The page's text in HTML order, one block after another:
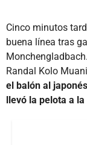
Cinco minutos
buena línea tras
Randal Kolo
el balón al
llevó la pelota a la